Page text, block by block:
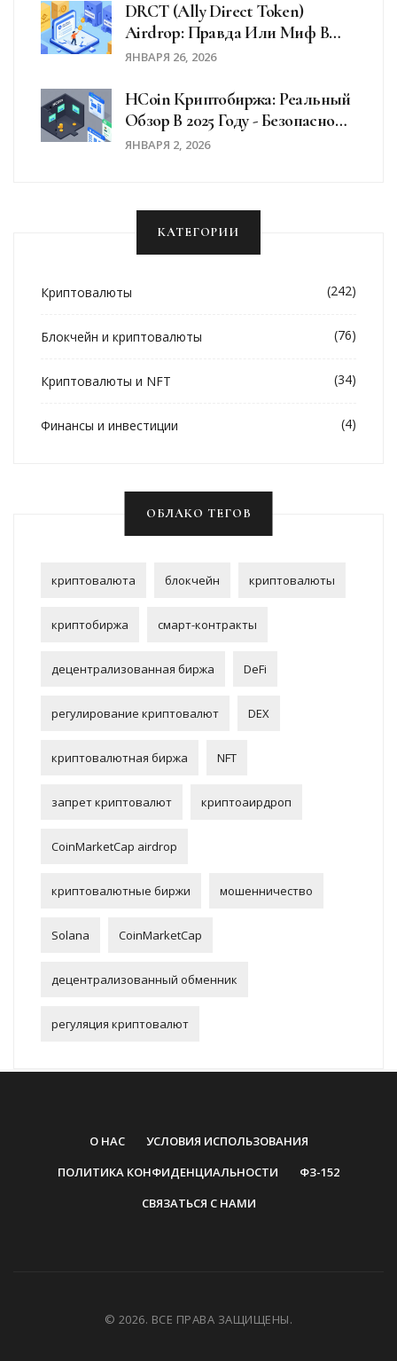
DRCT (Ally Direct Token)
Airdrop: Правда Или Миф В
2026 Году?
ЯНВАРЯ 26, 2026
HCoin Криптобиржа: Реальный
Обзор В 2025 Году - Безопасно
Ли Торговать?
ЯНВАРЯ 2, 2026
КАТЕГОРИИ
Криптовалюты (242)
Блокчейн и криптовалюты (76)
Криптовалюты и NFT (34)
Финансы и инвестиции (4)
ОБЛАКО ТЕГОВ
криптовалюта блокчейн криптовалюты
криптобиржа смарт-контракты
децентрализованная биржа DeFi
регулирование криптовалют DEX
криптовалютная биржа NFT
запрет криптовалют криптоаирдроп
CoinMarketCap airdrop
криптовалютные биржи мошенничество
Solana CoinMarketCap
децентрализованный обменник
регуляция криптовалют
О НАС
УСЛОВИЯ ИСПОЛЬЗОВАНИЯ
ПОЛИТИКА КОНФИДЕНЦИАЛЬНОСТИ
ФЗ-152
СВЯЗАТЬСЯ С НАМИ
© 2026. ВСЕ ПРАВА ЗАЩИЩЕНЫ.